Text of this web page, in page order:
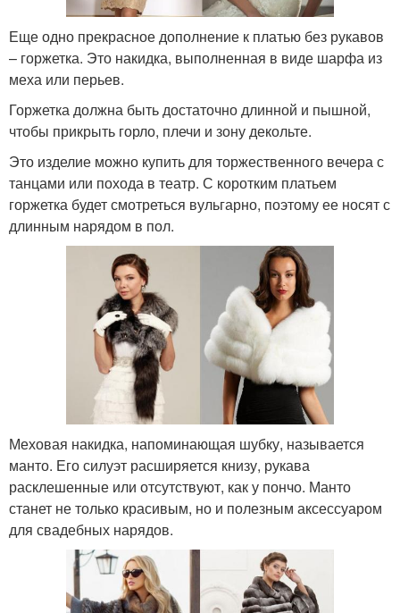
Еще одно прекрасное дополнение к платью без рукавов
– горжетка. Это накидка, выполненная в виде шарфа из
меха или перьев.
Горжетка должна быть достаточно длинной и пышной,
чтобы прикрыть горло, плечи и зону декольте.
Это изделие можно купить для торжественного вечера с
танцами или похода в театр. С коротким платьем
горжетка будет смотреться вульгарно, поэтому ее носят с
длинным нарядом в пол.
Меховая накидка, напоминающая шубку, называется
манто. Его силуэт расширяется книзу, рукава
расклешенные или отсутствуют, как у пончо. Манто
станет не только красивым, но и полезным аксессуаром
для свадебных нарядов.